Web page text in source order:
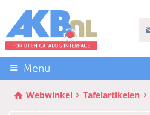
links
over
Direct
naar
de
inhoud
Menu
Webwinkel Tafelartikelen